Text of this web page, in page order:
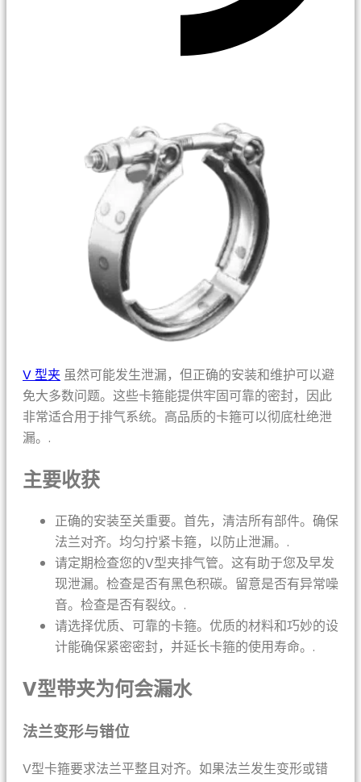
V 型夹 虽然可能发生泄漏，但正确的安装和维护可以避
免大多数问题。这些卡箍能提供牢固可靠的密封，因此
非常适合用于排气系统。高品质的卡箍可以彻底杜绝泄
漏。.
主要收获
正确的安装至关重要。首先，清洁所有部件。确保
法兰对齐。均匀拧紧卡箍，以防止泄漏。.
请定期检查您的V型夹排气管。这有助于您及早发
现泄漏。检查是否有黑色积碳。留意是否有异常噪
音。检查是否有裂纹。.
请选择优质、可靠的卡箍。优质的材料和巧妙的设
计能确保紧密密封，并延长卡箍的使用寿命。.
V型带夹为何会漏水
法兰变形与错位
V型卡箍要求法兰平整且对齐。如果法兰发生变形或错